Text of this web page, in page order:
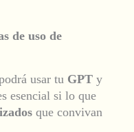
de uso de
usar tu GPT y
esencial si lo que
que convivan